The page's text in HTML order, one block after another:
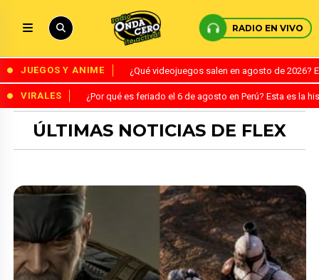
RADIO EN VIVO
JUEGOS Y ANIME ¿Qué videojuegos salen en agosto de
VIRALES ¿Por qué es feriado el 6 de agosto en Perú? Esta es la
ÚLTIMAS NOTICIAS DE FLEX